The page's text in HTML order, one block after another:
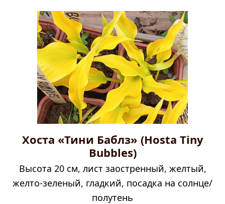
Хоста «Тини Баблз» (Hosta Tiny
Bubbles)
Высота 20 см, лист заостренный, желтый,
желто-зеленый, гладкий, посадка на солнце/
полутень